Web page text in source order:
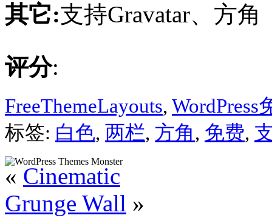
其它:支持Gravatar、方角
评分:
FreeThemeLayouts, WordPress
标签: 白色, 两栏, 方角, 免费,
« Cinematic
Grunge Wall »